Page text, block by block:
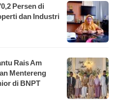
Persen di
dan Industri
Rais Am
Mentereng
di BNPT